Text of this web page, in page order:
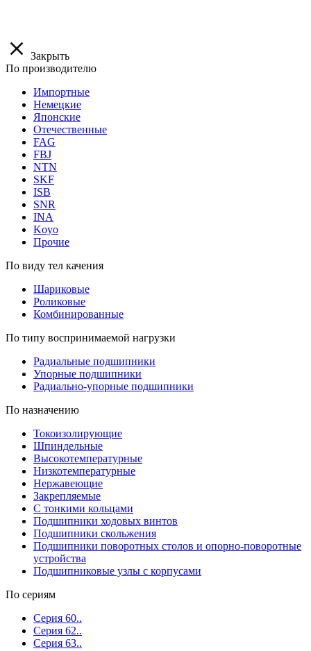
Закрыть
По производителю
Импортные
Немецкие
Японские
Отечественные
FAG
FBJ
NTN
SKF
ISB
SNR
INA
Koyo
Прочие
По виду тел качения
Шариковые
Роликовые
Комбинированные
По типу воспринимаемой нагрузки
Радиальные подшипники
Упорные подшипники
Радиально-упорные подшипники
По назначению
Токоизолирующие
Шпиндельные
Высокотемпературные
Низкотемпературные
Нержавеющие
Закрепляемые
С тонкими кольцами
Подшипники ходовых винтов
Подшипники скольжения
Подшипники поворотных столов и опорно-поворотные
устройства
Подшипниковые узлы с корпусами
По сериям
Серия 60..
Серия 62..
Серия 63..